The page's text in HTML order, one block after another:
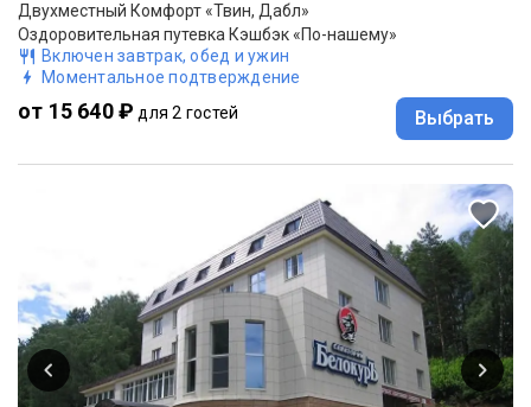
Двухместный Комфорт «Твин, Дабл»
Оздоровительная путевка Кэшбэк «По-нашему»
Включен завтрак, обед и ужин
Моментальное подтверждение
от 15 640 ₽ для 2 гостей Выбрать